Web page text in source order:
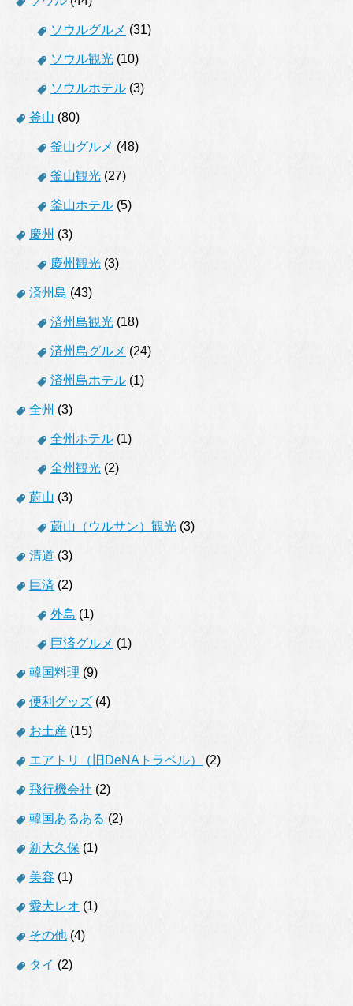
ソウルグルメ (31)
ソウル観光 (10)
ソウルホテル (3)
釜山 (80)
釜山グルメ (48)
釜山観光 (27)
釜山ホテル (5)
慶州 (3)
慶州観光 (3)
済州島 (43)
済州島観光 (18)
済州島グルメ (24)
済州島ホテル (1)
全州 (3)
全州ホテル (1)
全州観光 (2)
蔚山 (3)
蔚山（ウルサン）観光 (3)
清道 (3)
巨済 (2)
外島 (1)
巨済グルメ (1)
韓国料理 (9)
便利グッズ (4)
お土産 (15)
エアトリ（旧DeNAトラベル） (2)
飛行機会社 (2)
韓国あるある (2)
新大久保 (1)
美容 (1)
愛犬レオ (1)
その他 (4)
タイ (2)